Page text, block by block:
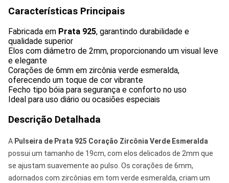
Características Principais
Fabricada em Prata 925, garantindo durabilidade e
qualidade superior
Elos com diâmetro de 2mm, proporcionando um visual leve
e elegante
Corações de 6mm em zircônia verde esmeralda,
oferecendo um toque de cor vibrante
Fecho tipo bóia para segurança e conforto no uso
Ideal para uso diário ou ocasiões especiais
Descrição Detalhada
A Pulseira de Prata 925 Coração Zircônia Verde Esmeralda
possui um tamanho de 19cm, com elos delicados de 2mm que
se ajustam suavemente ao pulso. Os corações de 6mm,
adornados com zircônias em tom verde esmeralda, criam um